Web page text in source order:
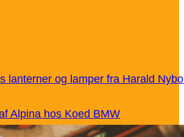
lanterner og lamper fra Harald
Alpina hos Koed BMW